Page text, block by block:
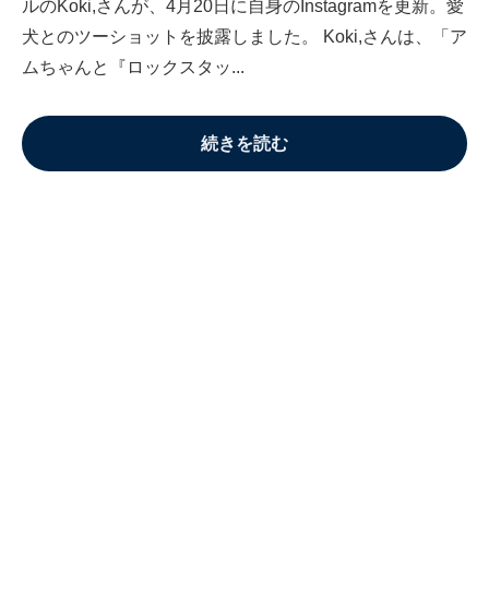
ルのKoki,さんが、4月20日に自身のInstagramを更新。愛
犬とのツーショットを披露しました。 Koki,さんは、「ア
ムちゃんと『ロックスタッ...
続きを読む